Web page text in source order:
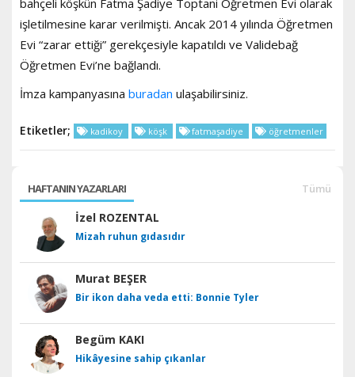
işletilmesine karar verilmişti. Ancak 2014 yılında Öğretmen
Evi “zarar ettiği” gerekçesiyle kapatıldı ve Validebağ
Öğretmen Evi’ne bağlandı.
İmza kampanyasına buradan ulaşabilirsiniz.
Etiketler; kadikoy köşk fatmaşadiye öğretmenler
HAFTANIN YAZARLARI Tümü
İzel ROZENTAL
Mizah ruhun gıdasıdır
Murat BEŞER
Bir ikon daha veda etti: Bonnie Tyler
Begüm KAKI
Hikâyesine sahip çıkanlar